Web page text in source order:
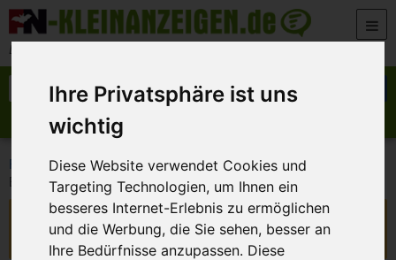
Ihre Privatsphäre ist uns
wichtig
Diese Website verwendet Cookies und
Targeting Technologien, um Ihnen ein
besseres Internet-Erlebnis zu ermöglichen
und die Werbung, die Sie sehen, besser an
Ihre Bedürfnisse anzupassen. Diese
Zum Inhalt springen
Der beste Platz für deine kostenlose Anzeige
Suche nach:
Anzeige aufgeben
FN-Kleinanzeigen>Kontakte>Sie sucht Ihn>
Bambergerin sucht…..
Diese Anzeige ist nicht mehr verfügbar!
Sie ist abgelaufen oder wurde vom Inserenten deaktiviert.